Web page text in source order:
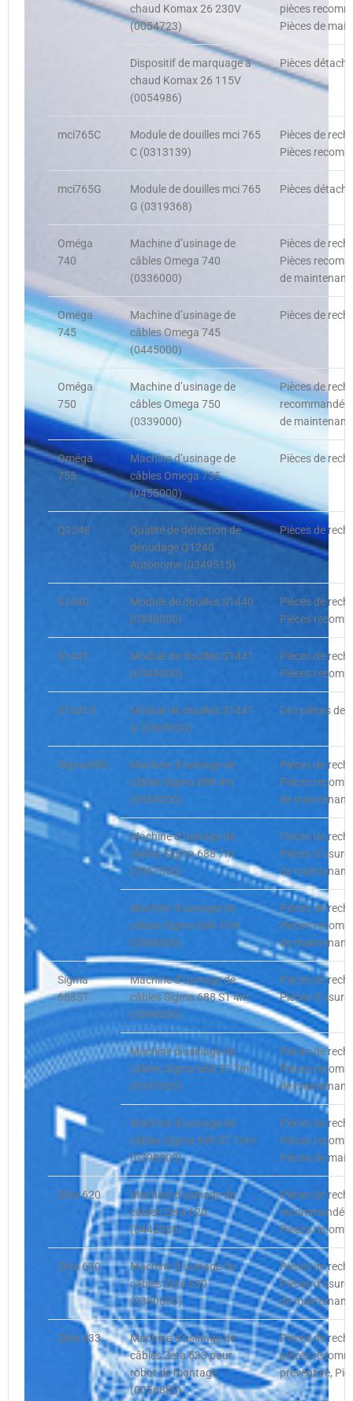
chaud Komax 26 230V
(0054723)
pièces
Pièces de
Dispositif de marquage à
chaud Komax 26 115V
(0054986)
Pièces
mci765C
Module de douilles mci 765
C (0313139)
Pièces de
Pièces
mci765G
Module de douilles mci 765
G (0319368)
Pièces
Oméga
740
Machine d’usinage de
câbles Omega 740
(0336000)
Pièces de
Pièces
de
Oméga
745
Machine d’usinage de
câbles Omega 745
(0445000)
Pièces de
Oméga
750
Machine d’usinage de
câbles Omega 750
(0339000)
Pièces de
de
Oméga
755
Machine d’usinage de
câbles Omega 755
(0455000)
Pièces de
Q1240
Qualité de détection de
dénudage Q1240
Autonome (0349515)
Pièces de
S1440
Module de douilles S1440
(0348000)
Pièces de
Pièces
S1441
Module de douilles S1441
(0349000)
Pièces de
Pièces
S1441G
Module de douilles S1441
G (0369000)
Des pièces de
Sigma688
Machine d’usinage de
câbles Sigma 688 4m
(0366000)
Pièces de
Pièces
de
Machine d’usinage de
câbles Sigma 688 7m
(0367000)
Pièces de
Pièces
de
Machine d’usinage de
câbles Sigma 688 10m
(0368000)
Pièces de
Pièces
de
Sigma
688ST
Machine d’usinage de
câbles Sigma 688 ST 4m
(0396000)
Pièces de
Pièces
Machine d’usinage de
câbles Sigma 688 ST 7m
(0397000)
Pièces de
Pièces
de
Machine d’usinage de
câbles Sigma 688 ST 10m
(0398000)
Pièces de
Pièces
Pièces de
Zêta 620
Machine d’usinage de
câbles Zeta 620
(0442000)
Pièces de
Pièces
Zêta 630
Machine d’usinage de
câbles Zeta 630
(0380000)
Pièces de
Pièces
de
Zêta 633
Machine d’usinage de
câbles Zeta 633 pour
robot de montage
(0056880)
Pièces de
pièces
préventive,